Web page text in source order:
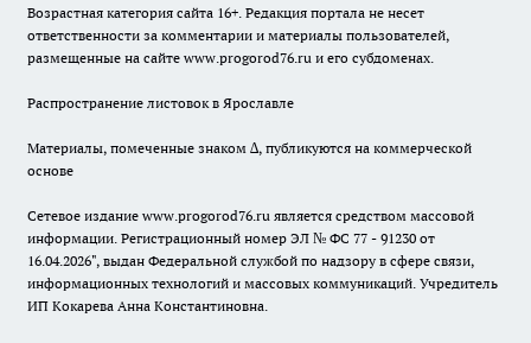
Возрастная категория сайта 16+. Редакция портала не несет
ответственности за комментарии и материалы пользователей,
размещенные на сайте www.progorod76.ru и его субдоменах.
Распространение листовок в Ярославле
Материалы, помеченные знаком ∆, публикуются на коммерческой
основе
Сетевое издание www.progorod76.ru является средством массовой
информации. Регистрационный номер ЭЛ № ФС 77 - 91230 от
16.04.2026", выдан Федеральной службой по надзору в сфере связи,
информационных технологий и массовых коммуникаций. Учредитель
ИП Кокарева Анна Константиновна.